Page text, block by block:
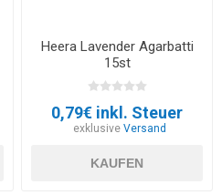
Heera Lavender Agarbatti
15st
0,79€ inkl. Steuer
exklusive Versand
KAUFEN